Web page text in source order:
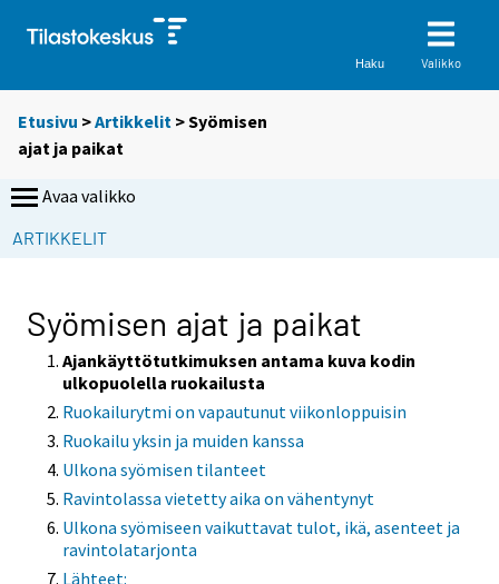
Haku Valikko
Etusivu >Artikkelit > Syömisen
ajat ja paikat
Avaa valikko
ARTIKKELIT
Syömisen ajat ja paikat
Ajankäyttötutkimuksen antama kuva kodin
ulkopuolella ruokailusta
Ruokailurytmi on vapautunut viikonloppuisin
Ruokailu yksin ja muiden kanssa
Ulkona syömisen tilanteet
Ravintolassa vietetty aika on vähentynyt
Ulkona syömiseen vaikuttavat tulot, ikä, asenteet ja
ravintolatarjonta
Lähteet: